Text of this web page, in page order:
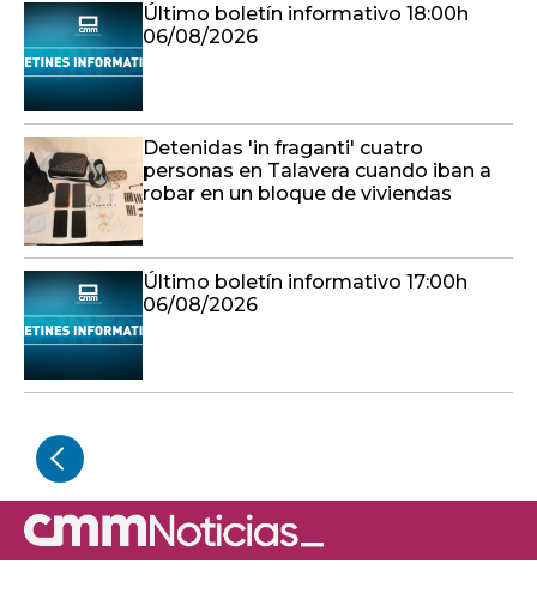
Último boletín informativo 18:00h
06/08/2026
Detenidas 'in fraganti' cuatro
personas en Talavera cuando iban a
robar en un bloque de viviendas
Último boletín informativo 17:00h
06/08/2026